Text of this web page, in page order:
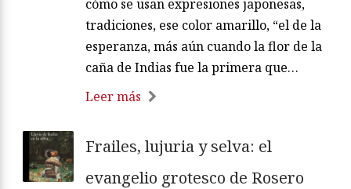
cómo se usan expresiones japonesas,
tradiciones, ese color amarillo, “el de la
esperanza, más aún cuando la flor de la
caña de Indias fue la primera que…
Leer más
Frailes, lujuria y selva: el
evangelio grotesco de Rosero